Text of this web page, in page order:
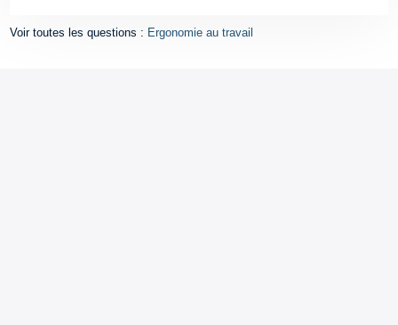
Voir toutes les questions : Ergonomie au travail